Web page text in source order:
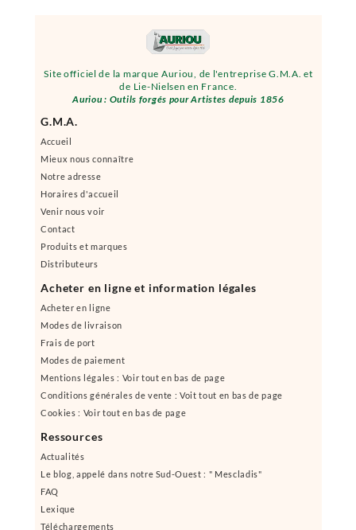
Site officiel de la marque Auriou, de l'entreprise G.M.A. et
de Lie-Nielsen en France.
Auriou : Outils forgés pour Artistes depuis 1856
G.M.A.
Accueil
Mieux nous connaître
Notre adresse
Horaires d'accueil
Venir nous voir
Contact
Produits et marques
Distributeurs
Acheter en ligne et information légales
Acheter en ligne
Modes de livraison
Frais de port
Modes de paiement
Mentions légales : Voir tout en bas de page
Conditions générales de vente : Voit tout en bas de page
Cookies : Voir tout en bas de page
Ressources
Actualités
Le blog, appelé dans notre Sud-Ouest : " Mescladis"
FAQ
Lexique
Téléchargements